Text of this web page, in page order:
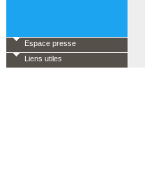
Espace presse
Liens utiles